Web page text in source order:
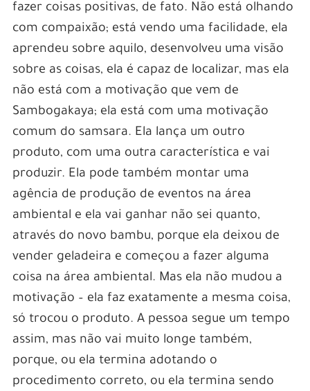
fazer coisas positivas, de fato. Não está olhando
com compaixão; está vendo uma facilidade, ela
aprendeu sobre aquilo, desenvolveu uma visão
sobre as coisas, ela é capaz de localizar, mas ela
não está com a motivação que vem de
Sambogakaya; ela está com uma motivação
comum do samsara. Ela lança um outro
produto, com uma outra característica e vai
produzir. Ela pode também montar uma
agência de produção de eventos na área
ambiental e ela vai ganhar não sei quanto,
através do novo bambu, porque ela deixou de
vender geladeira e começou a fazer alguma
coisa na área ambiental. Mas ela não mudou a
motivação – ela faz exatamente a mesma coisa,
só trocou o produto. A pessoa segue um tempo
assim, mas não vai muito longe também,
porque, ou ela termina adotando o
procedimento correto, ou ela termina sendo